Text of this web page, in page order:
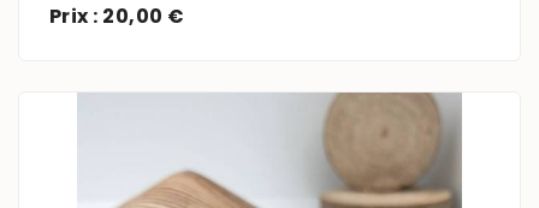
Prix : 20,00 €